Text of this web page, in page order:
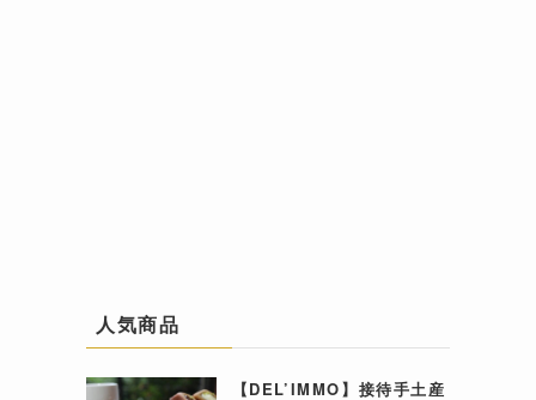
人気商品
【DEL’IMMO】接待手土産